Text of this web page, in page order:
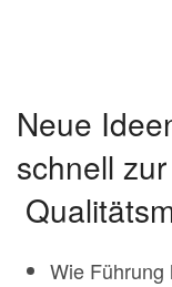
Neue
schnell
Wie Führung